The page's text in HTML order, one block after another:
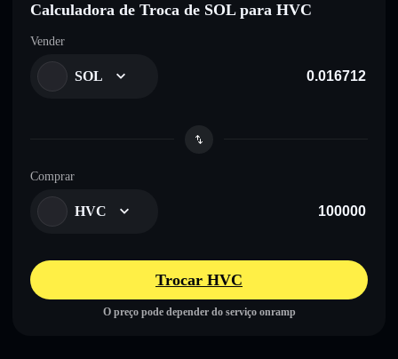
Calculadora de Troca de SOL para HVC
Vender
SOL
Comprar
HVC
Trocar HVC
O preço pode depender do serviço onramp